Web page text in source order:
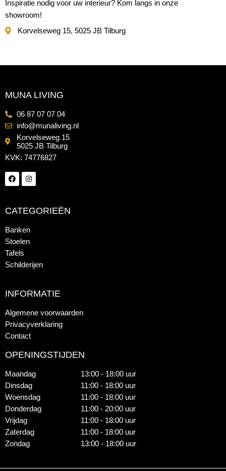
Inspiratie nodig voor uw interieur? Kom langs in onze
showroom!
Korvelseweg 15, 5025 JB Tilburg
MUNA LIVING
06 87 07 07 04
info@munaliving.nl
Korvelseweg 15
5025 JB Tilburg
KVK: 74776827
CATEGORIEËN
Banken
Stoelen
Tafels
Schilderijen
INFORMATIE
Algemene voorwaarden
Privacyverklaring
Contact
OPENINGSTIJDEN
Maandag
Dinsdag
Woensdag
Donderdag
Vrijdag
Zaterdag
Zondag
13:00 - 18:00 uur
11:00 - 18:00 uur
11:00 - 18:00 uur
11:00 - 20:00 uur
11:00 - 18:00 uur
11:00 - 18:00 uur
13:00 - 18:00 uur